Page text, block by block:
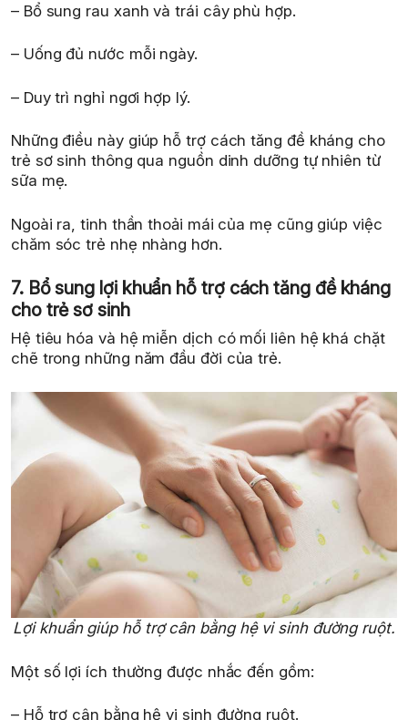
– Bổ sung rau xanh và trái cây phù hợp.
– Uống đủ nước mỗi ngày.
– Duy trì nghỉ ngơi hợp lý.
Những điều này giúp hỗ trợ cách tăng đề kháng cho
trẻ sơ sinh thông qua nguồn dinh dưỡng tự nhiên từ
sữa mẹ.
Ngoài ra, tinh thần thoải mái của mẹ cũng giúp việc
chăm sóc trẻ nhẹ nhàng hơn.
7. Bổ sung lợi khuẩn hỗ trợ cách tăng đề kháng
cho trẻ sơ sinh
Hệ tiêu hóa và hệ miễn dịch có mối liên hệ khá chặt
chẽ trong những năm đầu đời của trẻ.
Lợi khuẩn giúp hỗ trợ cân bằng hệ vi sinh đường ruột.
Một số lợi ích thường được nhắc đến gồm:
– Hỗ trợ cân bằng hệ vi sinh đường ruột.